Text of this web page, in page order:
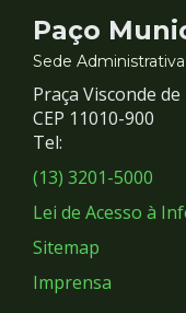
e
Redes
Sociais
Paço
Sede Administrativa
Praça Visconde
CEP 11010-900
Tel:
(13) 3201-5000
Lei de Acesso à
Sitemap
Imprensa